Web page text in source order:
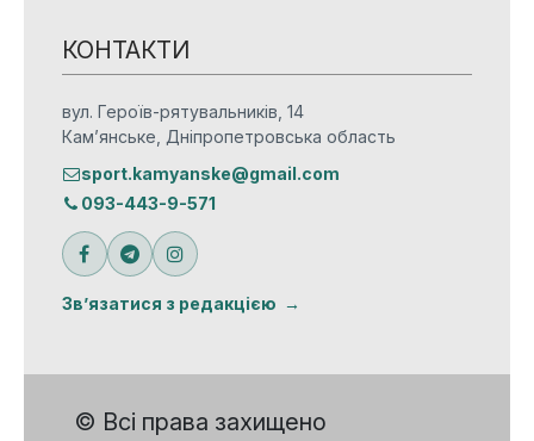
КОНТАКТИ
вул. Героїв-рятувальників, 14
Кам’янське, Дніпропетровська область
sport.kamyanske@gmail.com
093-443-9-571
Зв’язатися з редакцією
© Всі права захищено